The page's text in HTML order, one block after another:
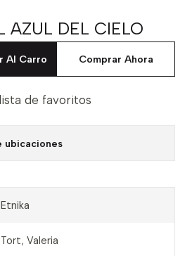
AZUL DEL CIELO
Al Carro Comprar Ahora
de favoritos
ubicaciones
Etnika
Tort, Valeria